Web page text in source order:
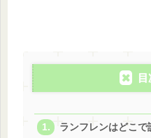
ランフレンはどこ